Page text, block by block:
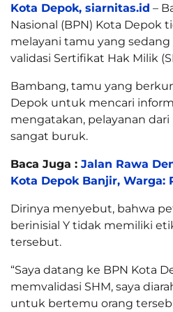
Kota Depok, siarnitas.id –
Nasional (BPN) Kota Depok
melayani tamu yang
validasi Sertifikat Hak Milik
Bambang, tamu yang
Depok untuk mencari
mengatakan, pelayanan dari
sangat buruk.
Baca Juga : Jalan Rawa
Kota Depok Banjir, Warga:
Dirinya menyebut, bahwa
berinisial Y tidak memiliki
tersebut.
“Saya datang ke BPN Kota
memvalidasi SHM, saya
untuk bertemu orang